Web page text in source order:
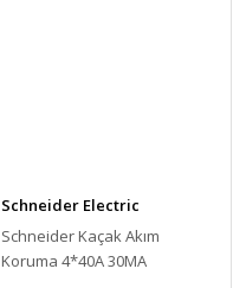
Schneider Electric
Schneider Kaçak Akım
Koruma 4*40A 30MA